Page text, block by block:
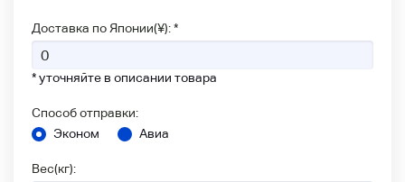
Доставка по Японии(¥): *
* уточняйте в описании товара
Способ отправки:
Эконом
Авиа
Вес(кг):